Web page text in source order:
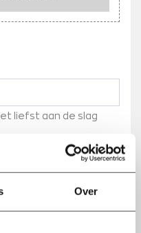
Over
liefst aan de slag